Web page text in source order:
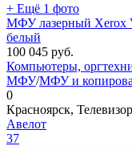
+ Ещё 1 фото
МФУ лазерный Xerox
белый
100 045 руб.
Компьютеры,
МФУ/МФУ и
0
Красноярск,
Авелот
37